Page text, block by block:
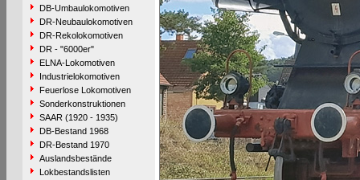
DB-Umbaulokomotiven
DR-Neubaulokomotiven
DR-Rekolokomotiven
DR - "6000er"
ELNA-Lokomotiven
Industrielokomotiven
Feuerlose Lokomotiven
Sonderkonstruktionen
SAAR (1920 - 1935)
DB-Bestand 1968
DR-Bestand 1970
Auslandsbestände
Lokbestandslisten